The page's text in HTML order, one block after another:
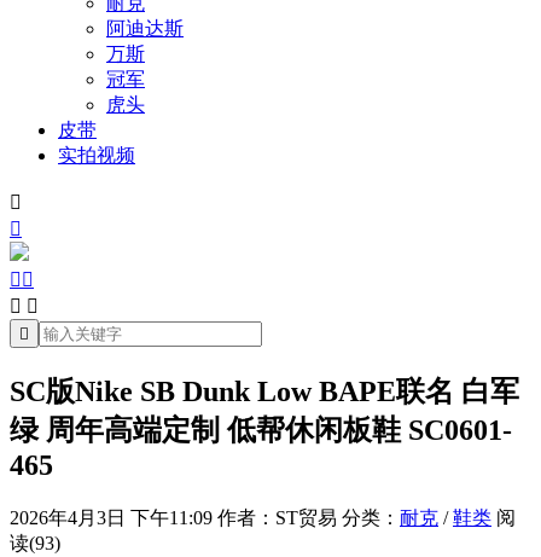
阿迪达斯
万斯
冠军
虎头
皮带
实拍视频


 
 

SC版Nike SB Dunk Low BAPE联名 白军
绿 周年高端定制 低帮休闲板鞋 SC0601-
465
2026年4月3日 下午11:09 作者：ST贸易 分类： 耐克 /鞋类 阅
读(93)